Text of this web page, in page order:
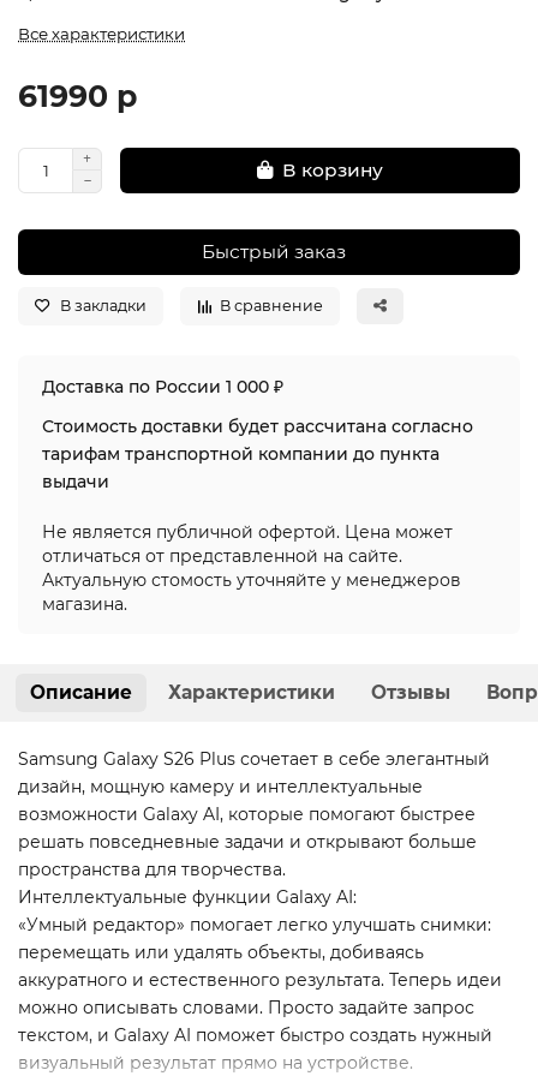
Все характеристики
61990 р
В корзину
Быстрый заказ
В закладки В сравнение
Доставка по России 1 000 ₽
Стоимость доставки будет рассчитана согласно
тарифам транспортной компании до пункта
выдачи
Не является публичной офертой. Цена может
отличаться от представленной на сайте.
Актуальную стомость уточняйте у менеджеров
магазина.
Описание Характеристики Отзывы
Samsung Galaxy S26 Plus сочетает в себе элегантный
дизайн, мощную камеру и интеллектуальные
возможности Galaxy AI, которые помогают быстрее
решать повседневные задачи и открывают больше
пространства для творчества.
Интеллектуальные функции Galaxy AI:
«Умный редактор» помогает легко улучшать снимки:
перемещать или удалять объекты, добиваясь
аккуратного и естественного результата. Теперь идеи
можно описывать словами. Просто задайте запрос
текстом, и Galaxy AI поможет быстро создать нужный
визуальный результат прямо на устройстве.